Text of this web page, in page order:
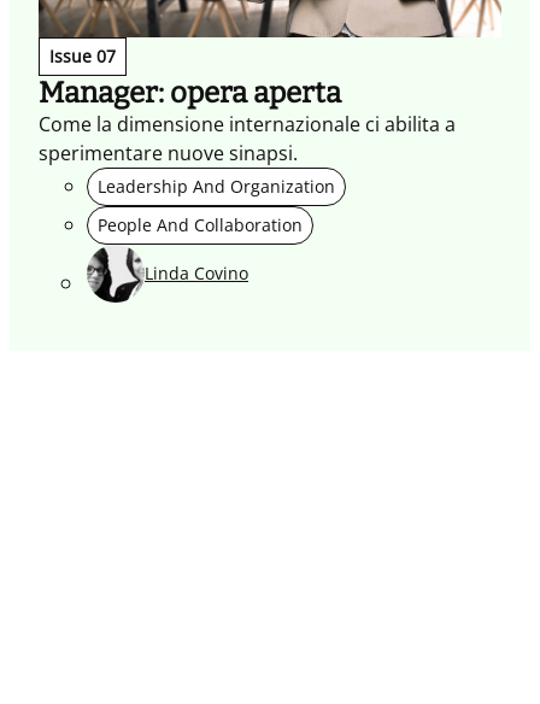
Issue 07
Manager: opera aperta
Come la dimensione internazionale ci abilita a
sperimentare nuove sinapsi.
Leadership And Organization
People And Collaboration
Linda Covino